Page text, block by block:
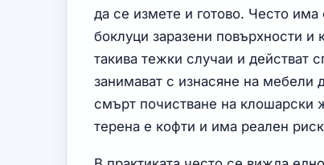
да се измете и готово. Често
боклуци заразени повърхности и
такива тежки случаи и действат
занимават с изнасяне на мебели
смърт почистване на клошарски
терена е кофти и има реален